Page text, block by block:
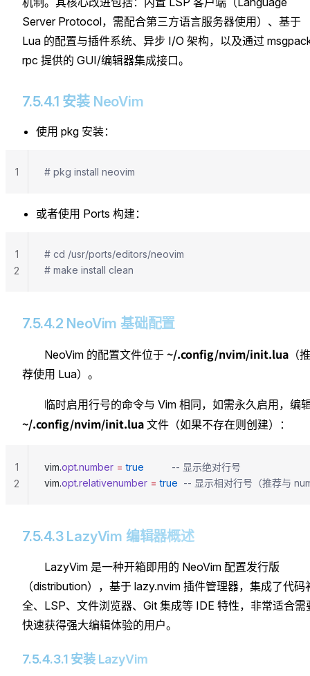
Server Protocol，需配合第三方语言服务器使用）、基于
Lua 的配置与插件系统、异步 I/O 架构，以及通过
rpc 提供的 GUI/编辑器集成接口。
7.5.4.1 安装 NeoVim
使用 pkg 安装：
# pkg install neovim
1
或者使用 Ports 构建：
# cd /usr/ports/editors/neovim
# make install clean
1
2
7.5.4.2 NeoVim 基础配置
NeoVim 的配置文件位于 ~/.config/nvim/init.lua （推
荐使用 Lua）。
临时启用行号的命令与 Vim 相同，如需永久启用，编
~/.config/nvim/init.lua 文件（如果不存在则创建）：
vim.opt.number = true
          -- 显示绝对行号
vim.opt.relativenumber = true
-- 显示相对行号（推荐与
1
2
7.5.4.3 LazyVim 编辑器概述
LazyVim 是一种开箱即用的 NeoVim 配置发行版
（distribution），基于 lazy.nvim 插件管理器，集成了代码
全、LSP、文件浏览器、Git 集成等 IDE 特性，非常适合需
快速获得强大编辑体验的用户。
7.5.4.3.1 安装 LazyVim